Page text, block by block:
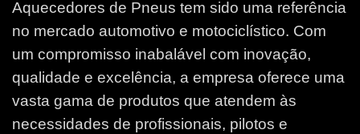
Aquecedores de Pneus tem sido uma referência
no mercado automotivo e motociclístico. Com
um compromisso inabalável com inovação,
qualidade e excelência, a empresa oferece uma
vasta gama de produtos que atendem às
necessidades de profissionais, pilotos e